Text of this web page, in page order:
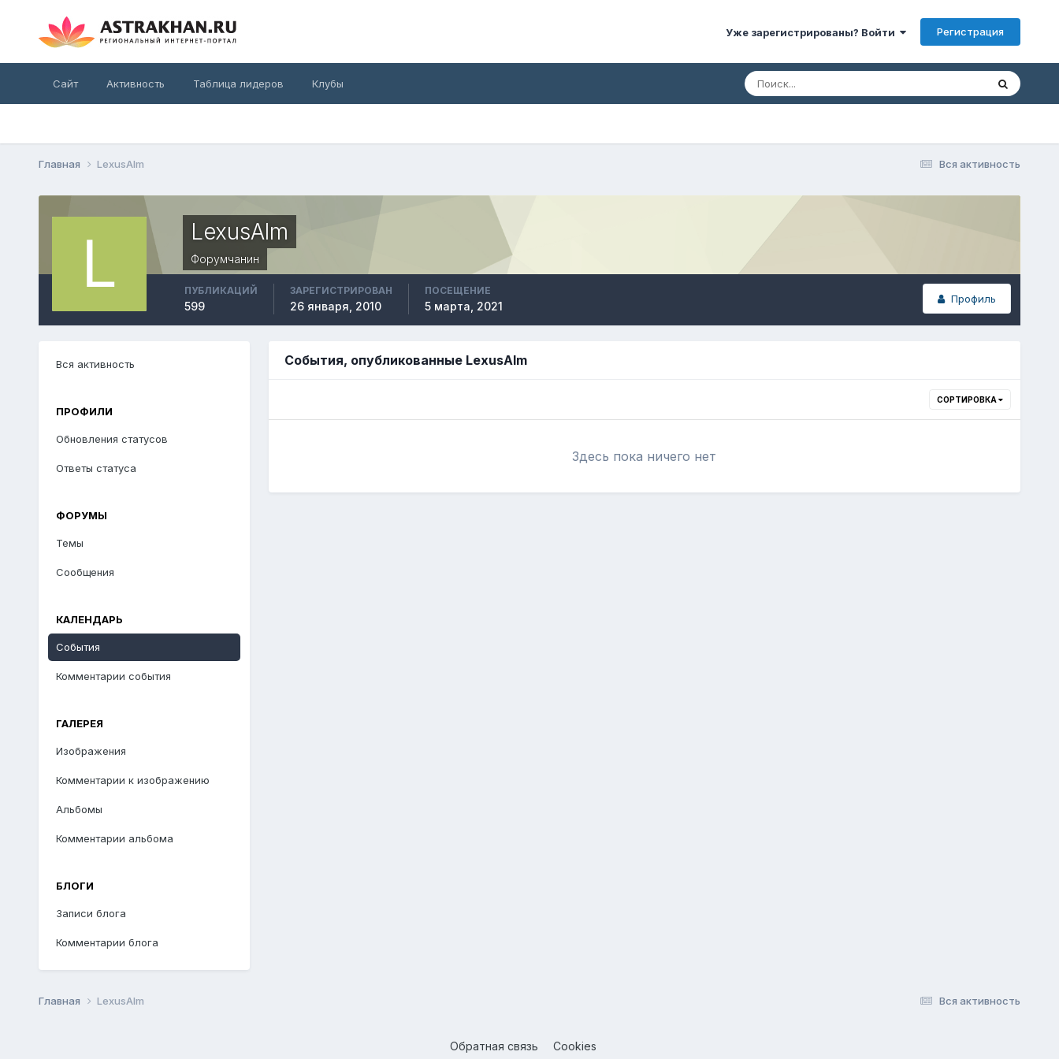
Уже зарегистрированы? Войти Регистрация
Сайт Активность Таблица лидеров Клубы
Вся активность
Главная LexusAlm
LexusAlm
Форумчанин
Профиль
ПУБЛИКАЦИЙ
599
ЗАРЕГИСТРИРОВАН
26 января, 2010
ПОСЕЩЕНИЕ
5 марта, 2021
Вся активность
ПРОФИЛИ
Обновления статусов
Ответы статуса
ФОРУМЫ
Темы
Сообщения
КАЛЕНДАРЬ
События
Комментарии события
ГАЛЕРЕЯ
Изображения
Комментарии к изображению
Альбомы
Комментарии альбома
БЛОГИ
Записи блога
Комментарии блога
События, опубликованные LexusAlm
СОРТИРОВКА
Здесь пока ничего нет
Вся активность
Главная LexusAlm
Обратная связь Cookies